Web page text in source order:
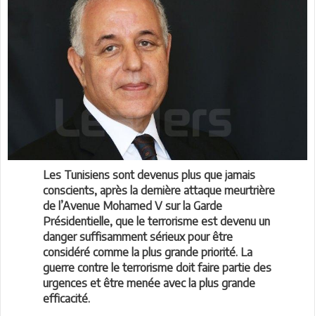
Les Tunisiens sont devenus plus que jamais
conscients, après la dernière attaque meurtrière
de l’Avenue Mohamed V sur la Garde
Présidentielle, que le terrorisme est devenu un
danger suffisamment sérieux pour être
considéré comme la plus grande priorité. La
guerre contre le terrorisme doit faire partie des
urgences et être menée avec la plus grande
efficacité.